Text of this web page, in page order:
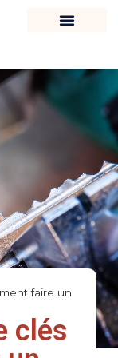
faire un
clés